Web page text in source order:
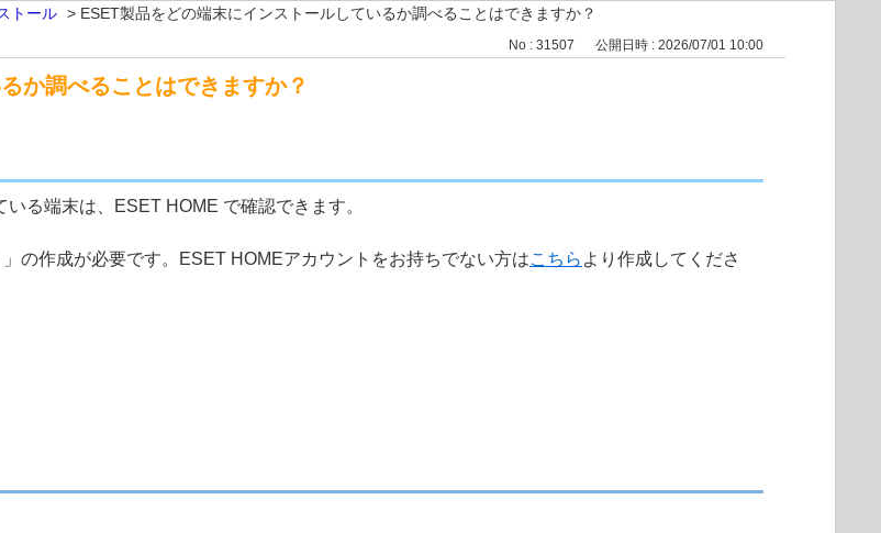
トール > ESET製品をどの端末にインストールしているか調べることはできますか？
No : 31507 公開日時 : 2026/07/01 10:00
か調べることはできますか？
る端末は、ESET HOME で確認できます。
の作成が必要です。ESET HOMEアカウントをお持ちでない方はこちら より作成してくださ